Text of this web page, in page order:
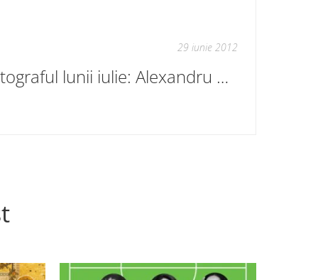
29 iunie 2012
Autograful lunii iulie: Alexandru Vakulovski